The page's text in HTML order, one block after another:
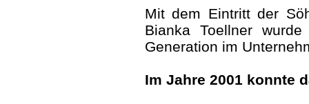
Mit dem Eintritt der
Bianka Toellner
Generation im
Im Jahre 2001 konnte